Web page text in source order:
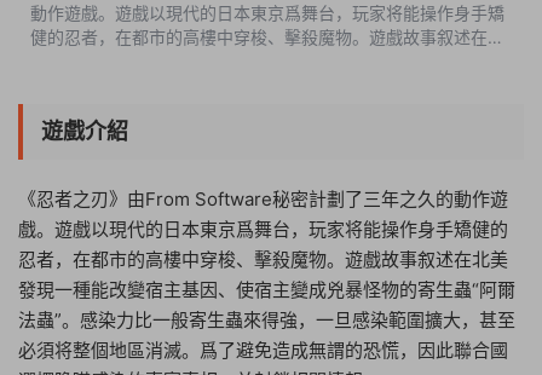
動作遊戲。遊戲以現代的日本東京爲舞台，玩家将能操作身手矯
健的忍者，在都市的高樓中穿梭、擊殺魔物。遊戲故事叙述在北
遊戲介紹
《忍者之刃》由From Software秘密計劃了三年之久的動作遊
戲。遊戲以現代的日本東京爲舞台，玩家将能操作身手矯健的
忍者，在都市的高樓中穿梭、擊殺魔物。遊戲故事叙述在北美
發現一種能改變宿主基因、使宿主變成兇暴怪物的寄生蟲“阿爾
法蟲”。感染力比一般寄生蟲來得強，一旦感染範圍擴大，甚至
必須将整個地區消滅。爲了避免造成無謂的恐慌，因此聯合國